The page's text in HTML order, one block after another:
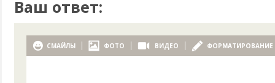
Ваш ответ:
СМАЙЛЫ ФОТО ВИДЕО ФОРМАТИРОВАНИЕ